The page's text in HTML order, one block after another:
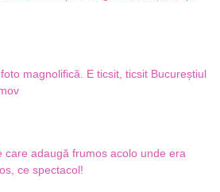
magnolifică. E ticsit, ticsit Bucureștiul
care adaugă frumos acolo unde era
ce spectacol!